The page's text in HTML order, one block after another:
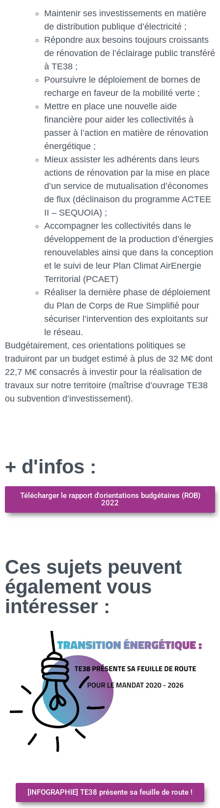
Maintenir ses investissements en matière
de distribution publique d’électricité ;
Répondre aux besoins toujours croissants
de rénovation de l’éclairage public transféré
à TE38 ;
Poursuivre le déploiement de bornes de
recharge en faveur de la mobilité verte ;
Mettre en place une nouvelle aide
financière pour aider les collectivités à
passer à l’action en matière de rénovation
énergétique ;
Mieux assister les adhérents dans leurs
actions de rénovation par la mise en place
d’un service de mutualisation d’économes
de flux (déclinaison du programme ACTEE
II – SEQUOIA) ;
Accompagner les collectivités dans le
développement de la production d’énergies
renouvelables ainsi que dans la conception
et le suivi de leur Plan Climat AirEnergie
Territorial (PCAET)
Réaliser la dernière phase de déploiement
du Plan de Corps de Rue Simplifié pour
sécuriser l’intervention des exploitants sur
le réseau.
Budgétairement, ces orientations politiques se
traduiront par un budget estimé à plus de 32 M€ dont
22,7 M€ consacrés à investir pour la réalisation de
travaux sur notre territoire (maîtrise d’ouvrage TE38
ou subvention d’investissement).
+ d'infos :
Télécharger le rapport d'orientations budgétaires (ROB)
2022
Ces sujets peuvent
également vous
intéresser :
[INFOGRAPHIE] TE38 présente sa feuille de route !